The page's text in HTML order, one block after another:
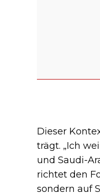
Dieser
trägt. „Ich
und Saudi-
richtet den
sondern auf